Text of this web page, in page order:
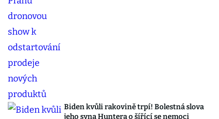
Biden kvůli rakovině trpí! Bolestná slova
jeho syna Huntera o šířící se nemoci